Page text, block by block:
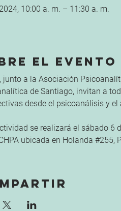
10:00 a. m. – 11:30 a. m.
el evento
junto a la Asociación
de Santiago, invitan a
desde el psicoanálisis y
se realizará el sábado 6
ubicada en Holanda #255,